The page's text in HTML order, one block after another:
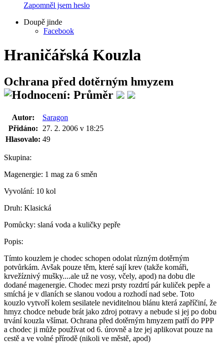
Zapomněl jsem heslo
Doupě jinde
Facebook
Hraničářská Kouzla
Ochrana před dotěrným hmyzem
Autor:
Saragon
Přidáno:
27. 2. 2006 v 18:25
Hlasovalo: 49
Skupina:
Magenergie: 1 mag za 6 směn
Vyvolání: 10 kol
Druh: Klasická
Pomůcky: slaná voda a kuličky pepře
Popis:
Tímto kouzlem je chodec schopen odolat různým dotěrným
potvůrkám. Avšak pouze těm, které sají krev (takže komáři,
krvežíznivý mušky....ale už ne vosy, včely, apod) na dobu dle
dodané magenergie. Chodec mezi prsty rozdrtí pár kuliček pepře a
smíchá je v dlaních se slanou vodou a rozhodí nad sebe. Toto
kouzlo vytvoří kolem sesilatele neviditelnou blánu která zapříčiní, že
hmyz chodce nebude brát jako zdroj potravy a nebude si jej po dobu
trvání kouzla všímat. Ochrana před dotěrným hmyzem patří do PPP
a chodec ji může používat od 6. úrovně a lze jej aplikovat pouze na
cestě a ve volné přírodě (nikoli ve městě, apod)